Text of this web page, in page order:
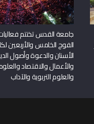
جامعة القدس تختتم
الفوج الخامس والأربعين
الأسنان والدعوة وأصول
والأعمال والاقتصاد
والعلوم التربوية والآداب